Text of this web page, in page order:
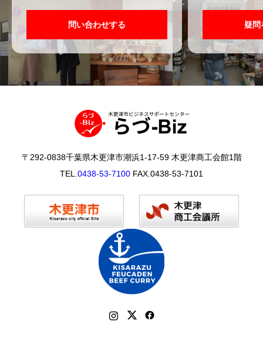
問い合わせする 疑問
〒292-0838千葉県木更津市潮浜1-17-59 木更津商工会館1階
TEL. 0438-53-7100 FAX.0438-53-7101